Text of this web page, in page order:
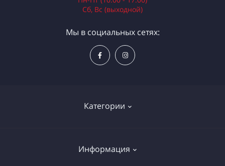
Категории
Электроинструменты
Информация
Сб, Вс (выходной)
Мы в социальных сетях: